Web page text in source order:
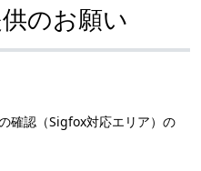
のお願い
確認（Sigfox対応エリア）の